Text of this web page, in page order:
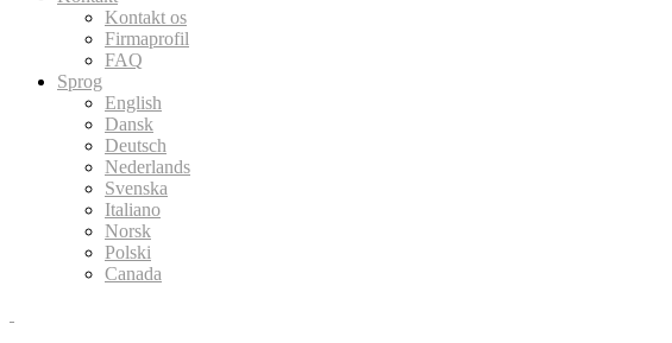
Kontakt os
Firmaprofil
FAQ
Sprog
English
Dansk
Deutsch
Nederlands
Svenska
Italiano
Norsk
Polski
Canada